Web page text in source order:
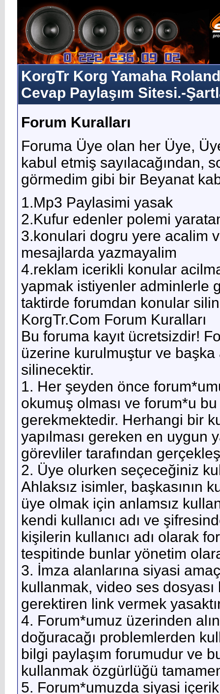
KorgTr Korg Yamaha
Cevap Paylaşım Sitesi.-
Forum Kuralları
Foruma Üye olan her Üye,
kabul etmiş sayılacağından,
görmedim gibi bir Beyanat
1.Mp3 Paylasimi yasak
2.Kufur edenler polemi
3.konulari dogru yere acalim
mesajlarda yazmayalim
4.reklam icerikli konular
yapmak istiyenler adminlerle
taktirde forumdan konular
KorgTr.Com Forum Kuralları
Bu foruma kayıt ücretsizdir!
üzerine kurulmuştur ve başka
silinecektir.
1. Her şeyden önce
okumuş olması ve forum*u
gerekmektedir. Herhangi bir
yapılması gereken en uygun
görevliler tarafından
2. Üye olurken seçeceğiniz
Ahlaksız isimler, başkasının
üye olmak için anlamsız
kendi kullanıcı adı ve
kişilerin kullanıcı adı olarak
tespitinde bunlar yönetim
3. İmza alanlarına siyasi
kullanmak, video ses
gerektiren link vermek
4. Forum*umuz üzerinden
doğuracağı problemlerden
bilgi paylaşım forumudur ve
kullanmak özgürlüğü
5. Forum*umuzda siyasi